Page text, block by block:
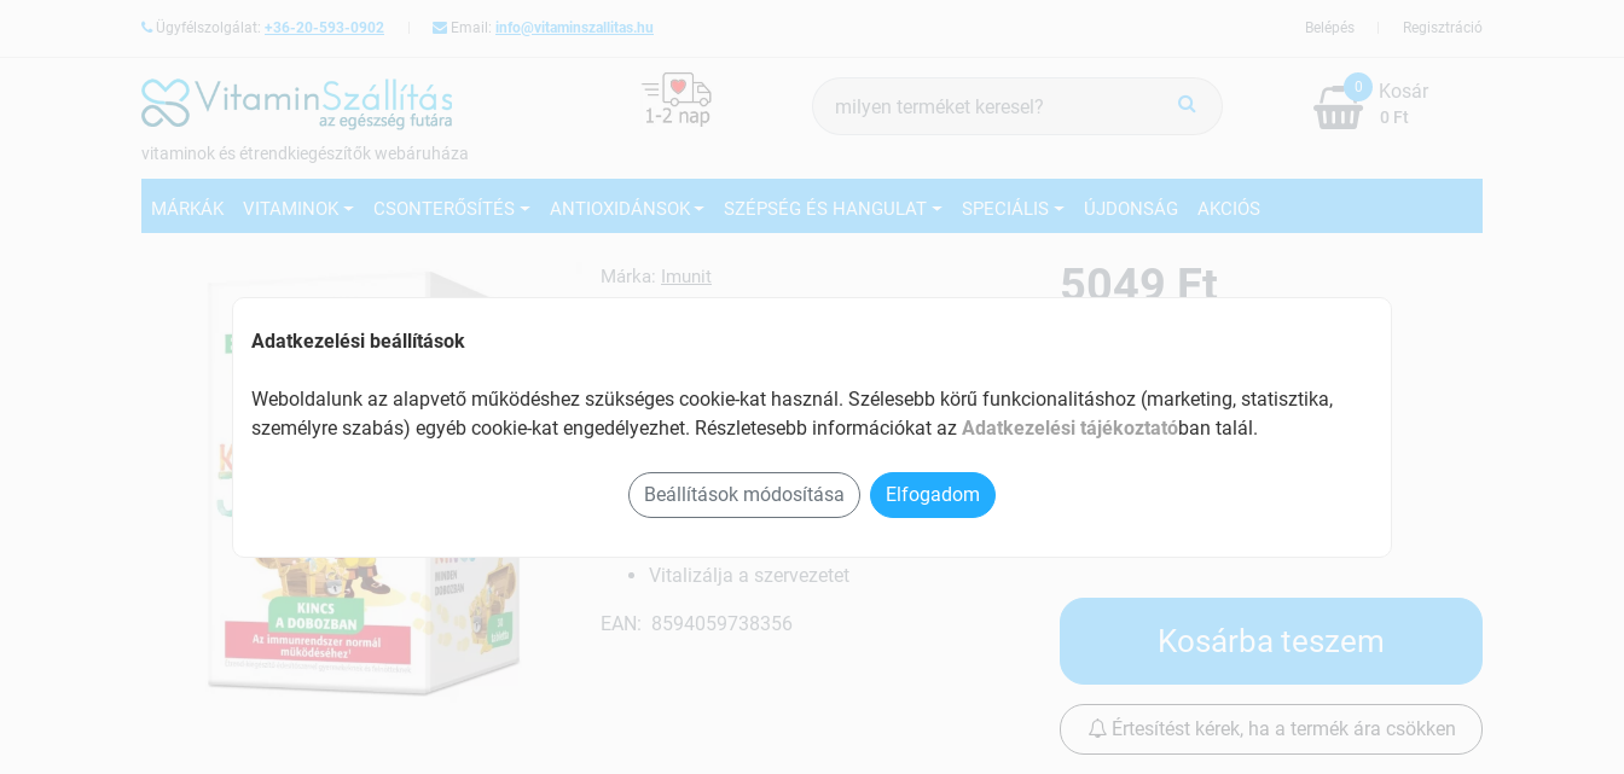
Ügyfélszolgálat: +36-20-593-0902 Email: info@vitaminszallitas.hu Regisztráció
Belépés
vitaminok és étrendkiegészítők webáruháza
keresés
0
0 Ft
Kosár
MÁRKÁK VITAMINOK CSONTERŐSÍTÉS ANTIOXIDÁNSOK SZÉPSÉG ÉS HANGULAT SPECIÁLIS ÚJDONSÁG AKCIÓS
Márka: Imunit
gyerekeknek
Tartalom: 30 db
Antioxidáns hatású
Segít az idegrendszer normál állapotának
Vitalizálja a szervezetet
EAN: 8594059738356
5049 Ft
Készletinformáció:
Elérhetõ
Kosárba teszem
Értesítést kérek, ha a termék ára csökken
Adatkezelési beállítások
Weboldalunk az alapvető működéshez szükséges cookie-kat használ. Szélesebb körű funkcionalitáshoz (marketing, statisztika,
személyre szabás) egyéb cookie-kat engedélyezhet. Részletesebb információkat az Adatkezelési tájékoztatóban talál.
Beállítások módosítása Elfogadom